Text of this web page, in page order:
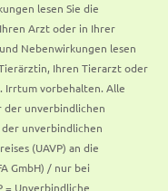
lesen Sie die
Arzt oder in Ihrer
Nebenwirkungen lesen
Ihren Tierarzt oder
Irrtum vorbehalten. Alle
der unverbindlichen
unverbindlichen
(UAVP) an die
GmbH) / nur bei
= Unverbindliche